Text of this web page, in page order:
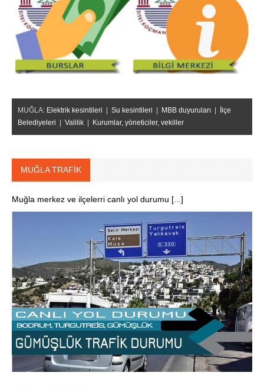
MUĞLA: Elektrik kesintileri | Su kesintileri | MBB duyuruları | İlçe
Belediyeleri | Valilik | Kurumlar, yöneticiler, vekiller
MUĞLA TRAFİK
Muğla merkez ve ilçelerri canlı yol durumu [...]